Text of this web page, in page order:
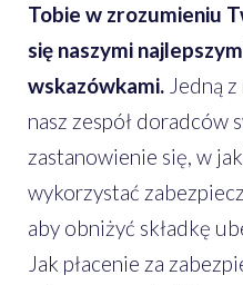
Tobie w zrozumieniu
się naszymi
wskazówkami. Jedną
nasz zespół doradców
zastanowienie się, w
wykorzystać
aby obniżyć składkę
Jak płacenie za